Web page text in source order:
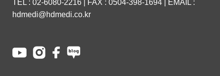
TEL : 02-6080-2216
FAX : 0504-398-1694
EMAIL :
hdmedi@hdmedi.co.kr